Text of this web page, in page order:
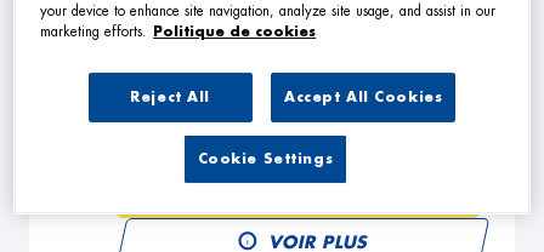
TRADING MOTORS
7 Bis rue de la Pouponniere
69100 VILLEURBANNE
Fermé aujourd'hui
VOIR PLUS
your device to enhance site navigation, analyze site usage, and assist in our
marketing efforts.
Politique de cookies
Reject All Accept All Cookies
Cookie Settings